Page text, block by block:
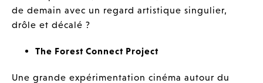
de demain avec un regard artistique singulier,
drôle et décalé ?
The Forest Connect Project
Une grande expérimentation cinéma autour du